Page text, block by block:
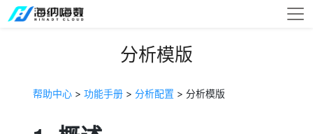
分析模版
帮助中心 >功能手册 >分析配置 > 分析模版